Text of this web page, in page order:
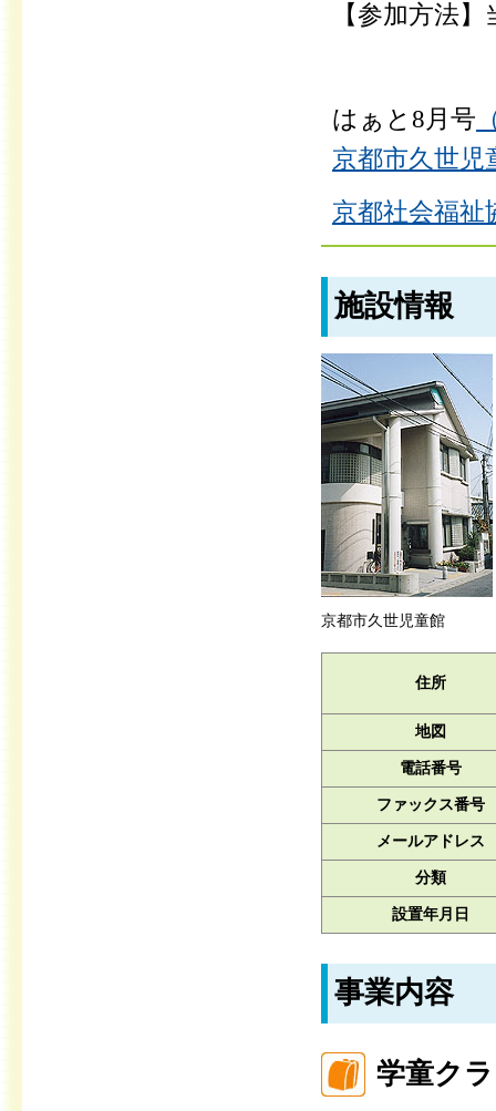
【参加方法
はぁと8月号
京都市久世児
京都社会福祉
施設情報
京都市久世児童館
住所
地図
電話番号
ファックス番号
メールアドレス
分類
設置年月日
事業内容
学童ク